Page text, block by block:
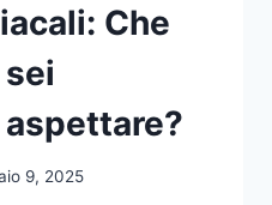
Che
9, 2025